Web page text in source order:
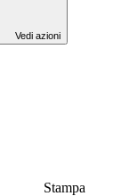
Vedi azioni
Stampa